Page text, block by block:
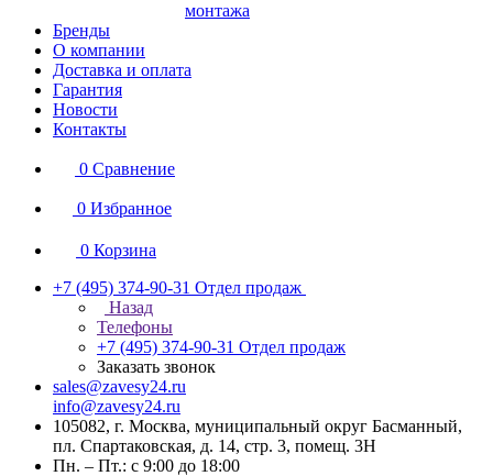
монтажа
Бренды
О компании
Доставка и оплата
Гарантия
Новости
Контакты
0 Сравнение
0 Избранное
0 Корзина
+7 (495) 374-90-31 Отдел продаж
Назад
Телефоны
+7 (495) 374-90-31 Отдел продаж
Заказать звонок
sales@zavesy24.ru
info@zavesy24.ru
105082, г. Москва, муниципальный округ Басманный,
пл. Спартаковская, д. 14, стр. 3, помещ. 3Н
Пн. – Пт.: с 9:00 до 18:00